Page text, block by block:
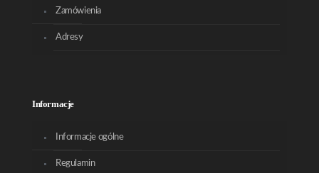
Zamówienia
Adresy
Informacje
Informacje ogólne
Regulamin